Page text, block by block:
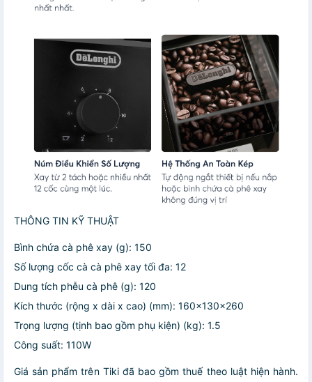
THÔNG TIN KỸ THUẬT
Bình chứa cà phê xay (g): 150
Số lượng cốc cà cà phê xay tối đa: 12
Dung tích phễu cà phê (g): 120
Kích thước (rộng x dài x cao) (mm): 160x130x260
Trọng lượng (tịnh bao gồm phụ kiện) (kg): 1.5
Công suất: 110W
Giá sản phẩm trên Tiki đã bao gồm thuế theo luật hiện hành.